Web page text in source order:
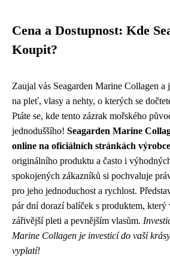
Cena a Dostupnost: Kde
Koupit?
Zaujal vás Seagarden Marine Collagen
na pleť, vlasy a nehty, o kterých se
Ptáte se, kde tento zázrak mořského
jednoduššího! Seagarden Marine
online na oficiálních stránkách výrobce
originálního produktu a často i
spokojených zákazníků si pochvaluje
pro jeho jednoduchost a rychlost.
pár dní dorazí balíček s produktem, který
zářivější pleti a pevnějším vlasům.
Marine Collagen je investicí do vaší
vyplatí!